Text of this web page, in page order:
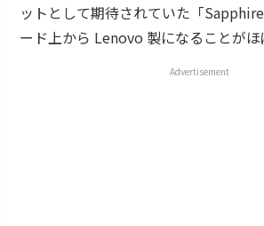
ットとして期待されていた「
ード上から Lenovo 製になることがほ
Advertisement